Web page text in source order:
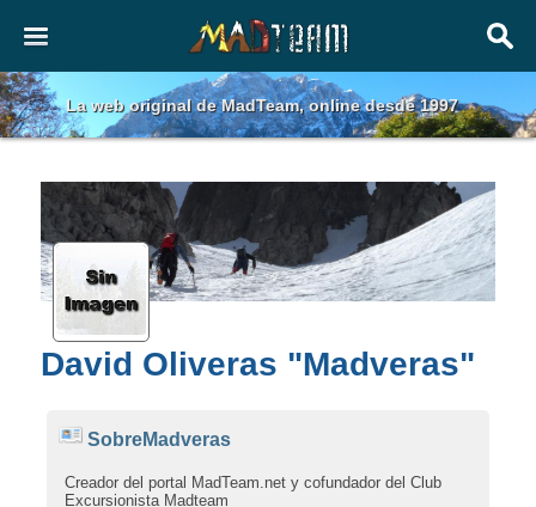
La web original de MadTeam, online desde 1997
David Oliveras "Madveras"
SobreMadveras
Creador del portal MadTeam.net y cofundador del Club
Excursionista Madteam